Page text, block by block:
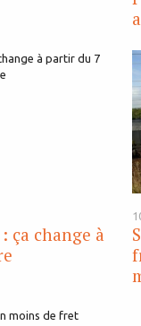
ça change à